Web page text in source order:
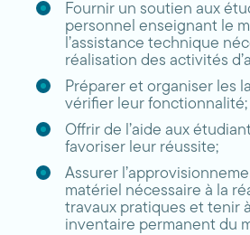
Fournir un soutien aux
personnel enseignant le
l’assistance technique
réalisation des activités
Préparer et organiser les
vérifier leur fonctionnalité;
Offrir de l’aide aux
favoriser leur réussite;
Assurer
matériel nécessaire à la
travaux pratiques et tenir
inventaire permanent du